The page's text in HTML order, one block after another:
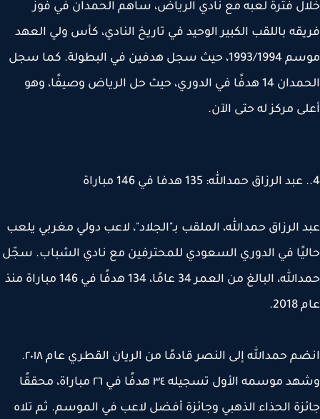
فترة لعبه مع نادي الرياض، ساهم الحمدان في فوز
باللقب الكبير الوحيد في تاريخ النادي، كأس ولي العهد
موسم 1993/1994، حيث سجل هدفين في البطولة. كما سجل
الحمدان 14 هدفًا في الدوري، حيث حل الرياض وصيفًا، وهو
مركز له حتى الآن.
الرزاق حمدالله، الملقب بـ"الجلاد"، لاعب دولي مغربي يلعب
في الدوري السعودي للمحترفين مع نادي الشباب. سجّل
حمدالله، البالغ من العمر 34 عامًا، 134 هدفًا في 146 مباراة منذ
انضم حمدالله إلى النصر قادمًا من الريان القطري عام ٢٠١٨.
وشهد موسمه الأول تسجيله ٣٤ هدفًا في ٢٦ مباراة، محققًا
الحذاء الذهبي وجائزة أفضل لاعب في الموسم. ثم تلاه